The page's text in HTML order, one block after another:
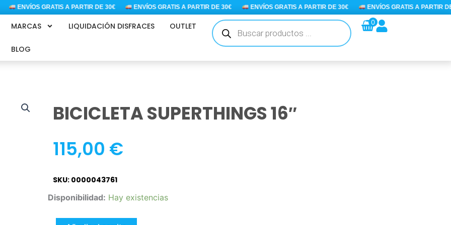
ENVÍOS GRATIS A PARTIR DE 30€ ENVÍOS GRATIS A PARTIR DE 30€ ENVÍOS GRATIS A PARTIR DE 30€ ENVÍOS GRATIS A PARTIR DE
MARCAS LIQUIDACIÓN DISFRACES OUTLET
BLOG
Búsqueda
de
productos
0
BICICLETA SUPERTHINGS 16″
115,00 €
SKU: 0000043761
Disponibilidad: Hay existencias
BICICLETA
SUPERTHINGS